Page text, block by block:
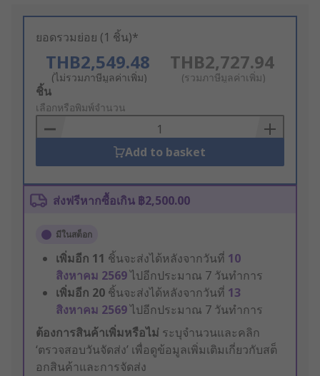
ยอดรวมย่อย (1 ชิ้น)*
THB2,549.48
(ไม่รวมภาษีมูลค่าเพิ่ม)
THB2,727.94
(รวมภาษีมูลค่าเพิ่ม)
Add
to
Basket
ชิ้น
เลือกหรือพิมพ์จำนวน
Add to basket
ส่งฟรีหากซื้อเกิน ฿2,500.00
มีในสต็อก
เพิ่มอีก 11 ชิ้นจะส่งได้หลังจากวันที่ 10
สิงหาคม 2569ไปอีกประมาณ 7 วันทำการ
เพิ่มอีก 20 ชิ้นจะส่งได้หลังจากวันที่ 13
สิงหาคม 2569ไปอีกประมาณ 7 วันทำการ
ต้องการสินค้าเพิ่มหรือไม่ ระบุจำนวนและคลิก
‘ตรวจสอบวันจัดส่ง’ เพื่อดูข้อมูลเพิ่มเติมเกี่ยวกับสต็
อกสินค้าและการจัดส่ง